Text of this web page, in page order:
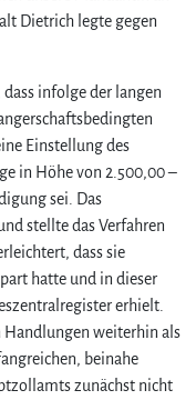
Dietrich legte gegen
infolge der langen
Einstellung des
in Höhe von 2.500,00 –
sei. Das
stellte das Verfahren
dass sie
hatte und in dieser
erhielt.
weiterhin als
beinahe
zunächst nicht